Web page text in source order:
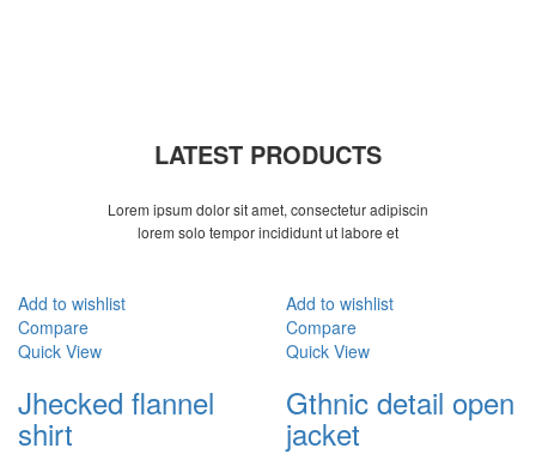
LATEST PRODUCTS
Lorem ipsum dolor sit amet, consectetur adipiscin
lorem solo tempor incididunt ut labore et
Add to wishlist
Compare
Quick View
Jhecked flannel
shirt
Add to wishlist
Compare
Quick View
Gthnic detail open
jacket